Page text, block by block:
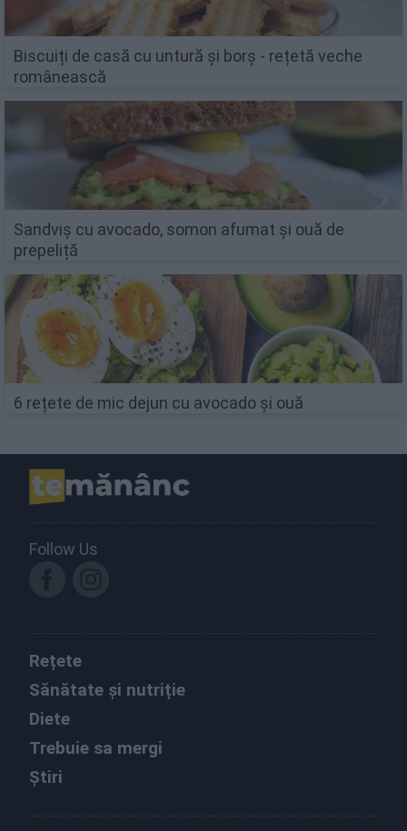
Biscuiți de casă cu untură și borș - rețetă veche
românească
Sandviș cu avocado, somon afumat și ouă de
prepeliță
6 rețete de mic dejun cu avocado și ouă
Follow Us
Rețete
Sănătate și nutriție
Diete
Trebuie sa mergi
Știri